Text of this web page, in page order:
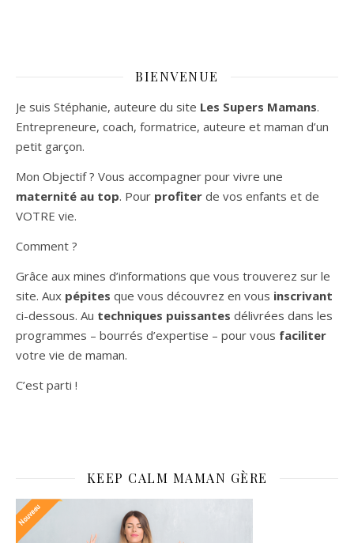
BIENVENUE
Je suis Stéphanie, auteure du site Les Supers Mamans.
Entrepreneure, coach, formatrice, auteure et maman d’un
petit garçon.
Mon Objectif ? Vous accompagner pour vivre une
maternité au top. Pour profiter de vos enfants et de
VOTRE vie.
Comment ?
Grâce aux mines d’informations que vous trouverez sur le
site. Aux pépites que vous découvrez en vous inscrivant
ci-dessous. Au techniques puissantes délivrées dans les
programmes – bourrés d’expertise – pour vous faciliter
votre vie de maman.
C’est parti !
KEEP CALM MAMAN GÈRE